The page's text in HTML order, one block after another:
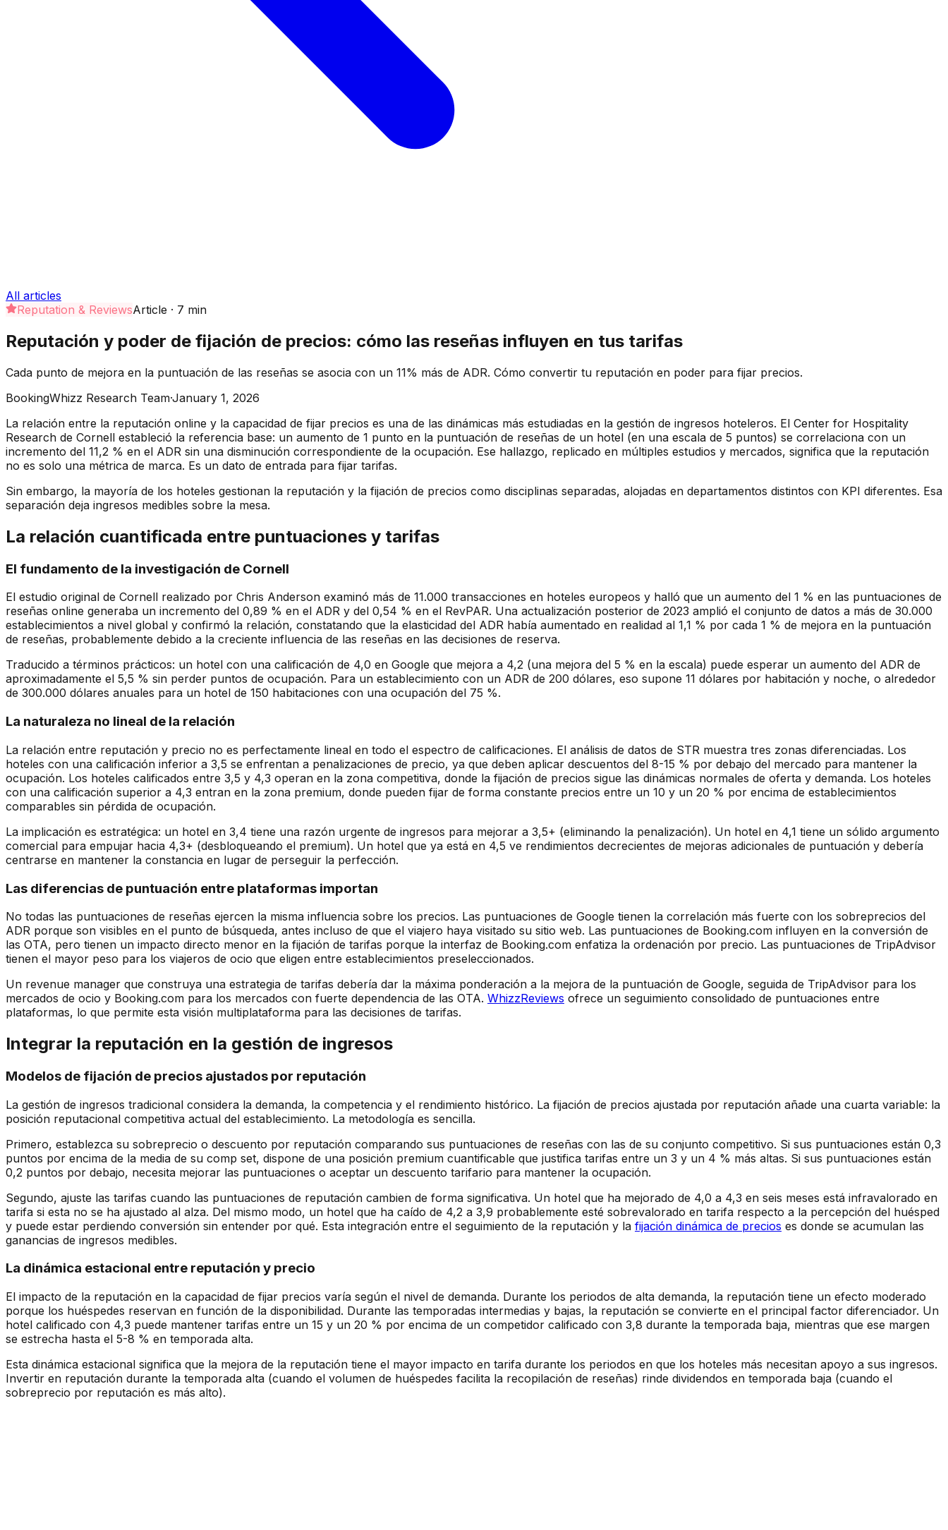
All articles
Reputation & ReviewsArticle · 7 min
Reputación y poder de fijación de precios: cómo las reseñas influyen en tus tarifas
Cada punto de mejora en la puntuación de las reseñas se asocia con un 11% más de ADR. Cómo convertir tu reputación en poder para fijar precios.
BookingWhizz Research Team·January 1, 2026
La relación entre la reputación online y la capacidad de fijar precios es una de las dinámicas más estudiadas en la gestión de ingresos hoteleros. El Center for Hospitality
Research de Cornell estableció la referencia base: un aumento de 1 punto en la puntuación de reseñas de un hotel (en una escala de 5 puntos) se correlaciona con un
incremento del 11,2 % en el ADR sin una disminución correspondiente de la ocupación. Ese hallazgo, replicado en múltiples estudios y mercados, significa que la reputación
no es solo una métrica de marca. Es un dato de entrada para fijar tarifas.
Sin embargo, la mayoría de los hoteles gestionan la reputación y la fijación de precios como disciplinas separadas, alojadas en departamentos distintos con KPI diferentes. Esa
separación deja ingresos medibles sobre la mesa.
La relación cuantificada entre puntuaciones y tarifas
El fundamento de la investigación de Cornell
El estudio original de Cornell realizado por Chris Anderson examinó más de 11.000 transacciones en hoteles europeos y halló que un aumento del 1 % en las puntuaciones de
reseñas online generaba un incremento del 0,89 % en el ADR y del 0,54 % en el RevPAR. Una actualización posterior de 2023 amplió el conjunto de datos a más de 30.000
establecimientos a nivel global y confirmó la relación, constatando que la elasticidad del ADR había aumentado en realidad al 1,1 % por cada 1 % de mejora en la puntuación
de reseñas, probablemente debido a la creciente influencia de las reseñas en las decisiones de reserva.
Traducido a términos prácticos: un hotel con una calificación de 4,0 en Google que mejora a 4,2 (una mejora del 5 % en la escala) puede esperar un aumento del ADR de
aproximadamente el 5,5 % sin perder puntos de ocupación. Para un establecimiento con un ADR de 200 dólares, eso supone 11 dólares por habitación y noche, o alrededor
de 300.000 dólares anuales para un hotel de 150 habitaciones con una ocupación del 75 %.
La naturaleza no lineal de la relación
La relación entre reputación y precio no es perfectamente lineal en todo el espectro de calificaciones. El análisis de datos de STR muestra tres zonas diferenciadas. Los
hoteles con una calificación inferior a 3,5 se enfrentan a penalizaciones de precio, ya que deben aplicar descuentos del 8-15 % por debajo del mercado para mantener la
ocupación. Los hoteles calificados entre 3,5 y 4,3 operan en la zona competitiva, donde la fijación de precios sigue las dinámicas normales de oferta y demanda. Los hoteles
con una calificación superior a 4,3 entran en la zona premium, donde pueden fijar de forma constante precios entre un 10 y un 20 % por encima de establecimientos
comparables sin pérdida de ocupación.
La implicación es estratégica: un hotel en 3,4 tiene una razón urgente de ingresos para mejorar a 3,5+ (eliminando la penalización). Un hotel en 4,1 tiene un sólido argumento
comercial para empujar hacia 4,3+ (desbloqueando el premium). Un hotel que ya está en 4,5 ve rendimientos decrecientes de mejoras adicionales de puntuación y debería
centrarse en mantener la constancia en lugar de perseguir la perfección.
Las diferencias de puntuación entre plataformas importan
No todas las puntuaciones de reseñas ejercen la misma influencia sobre los precios. Las puntuaciones de Google tienen la correlación más fuerte con los sobreprecios del
ADR porque son visibles en el punto de búsqueda, antes incluso de que el viajero haya visitado su sitio web. Las puntuaciones de Booking.com influyen en la conversión de
las OTA, pero tienen un impacto directo menor en la fijación de tarifas porque la interfaz de Booking.com enfatiza la ordenación por precio. Las puntuaciones de TripAdvisor
tienen el mayor peso para los viajeros de ocio que eligen entre establecimientos preseleccionados.
Un revenue manager que construya una estrategia de tarifas debería dar la máxima ponderación a la mejora de la puntuación de Google, seguida de TripAdvisor para los
mercados de ocio y Booking.com para los mercados con fuerte dependencia de las OTA. WhizzReviews ofrece un seguimiento consolidado de puntuaciones entre
plataformas, lo que permite esta visión multiplataforma para las decisiones de tarifas.
Integrar la reputación en la gestión de ingresos
Modelos de fijación de precios ajustados por reputación
La gestión de ingresos tradicional considera la demanda, la competencia y el rendimiento histórico. La fijación de precios ajustada por reputación añade una cuarta variable: la
posición reputacional competitiva actual del establecimiento. La metodología es sencilla.
Primero, establezca su sobreprecio o descuento por reputación comparando sus puntuaciones de reseñas con las de su conjunto competitivo. Si sus puntuaciones están 0,3
puntos por encima de la media de su comp set, dispone de una posición premium cuantificable que justifica tarifas entre un 3 y un 4 % más altas. Si sus puntuaciones están
0,2 puntos por debajo, necesita mejorar las puntuaciones o aceptar un descuento tarifario para mantener la ocupación.
Segundo, ajuste las tarifas cuando las puntuaciones de reputación cambien de forma significativa. Un hotel que ha mejorado de 4,0 a 4,3 en seis meses está infravalorado en
tarifa si esta no se ha ajustado al alza. Del mismo modo, un hotel que ha caído de 4,2 a 3,9 probablemente esté sobrevalorado en tarifa respecto a la percepción del huésped
y puede estar perdiendo conversión sin entender por qué. Esta integración entre el seguimiento de la reputación y la fijación dinámica de precios es donde se acumulan las
ganancias de ingresos medibles.
La dinámica estacional entre reputación y precio
El impacto de la reputación en la capacidad de fijar precios varía según el nivel de demanda. Durante los periodos de alta demanda, la reputación tiene un efecto moderado
porque los huéspedes reservan en función de la disponibilidad. Durante las temporadas intermedias y bajas, la reputación se convierte en el principal factor diferenciador. Un
hotel calificado con 4,3 puede mantener tarifas entre un 15 y un 20 % por encima de un competidor calificado con 3,8 durante la temporada baja, mientras que ese margen
se estrecha hasta el 5-8 % en temporada alta.
Esta dinámica estacional significa que la mejora de la reputación tiene el mayor impacto en tarifa durante los periodos en que los hoteles más necesitan apoyo a sus ingresos.
Invertir en reputación durante la temporada alta (cuando el volumen de huéspedes facilita la recopilación de reseñas) rinde dividendos en temporada baja (cuando el
sobreprecio por reputación es más alto).